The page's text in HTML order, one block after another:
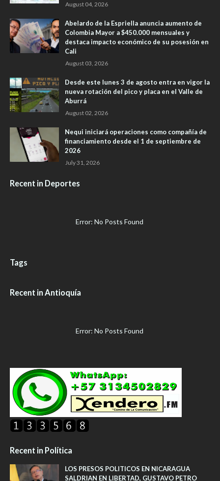
August 04, 2026
Abelardo de la Espriella anuncia aumento de
Colombia Mayor a $450.000 mensuales y
destaca impacto económico de su posesión en
Cali
August 03, 2026
Desde este lunes 3 de agosto entra en vigor la
nueva rotación del pico y placa en el Valle de
Aburrá
August 02, 2026
Nequi iniciará operaciones como compañía de
financiamiento desde el 1 de septiembre de
2026
July 31, 2026
Recent in Deportes
Error: No Posts Found
Tags
Recent in Antioquía
Error: No Posts Found
Recent in Política
LOS PRESOS POLITICOS EN NICARAGUA
SALDRIAN EN LIBERTAD, GUSTAVO PETRO